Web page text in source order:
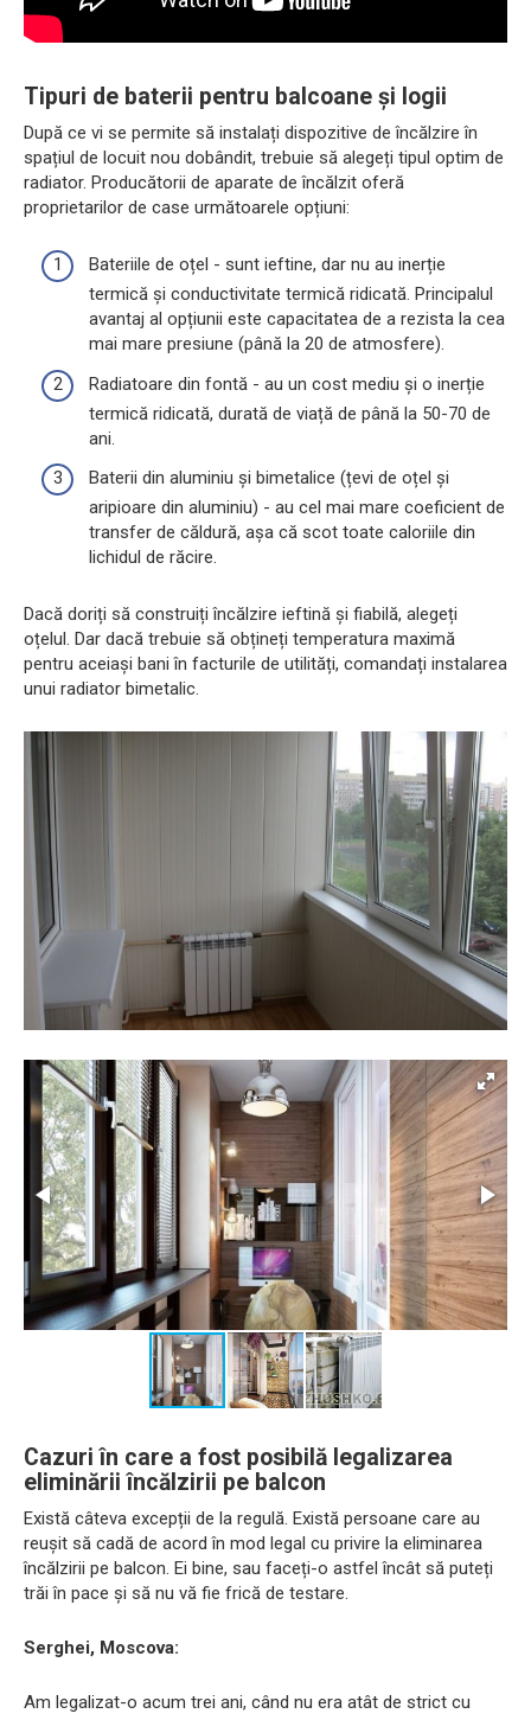
Tipuri de baterii pentru balcoane și logii
După ce vi se permite să instalați dispozitive de încălzire în
spațiul de locuit nou dobândit, trebuie să alegeți tipul optim de
radiator. Producătorii de aparate de încălzit oferă
proprietarilor de case următoarele opțiuni:
Bateriile de oțel - sunt ieftine, dar nu au inerție
termică și conductivitate termică ridicată. Principalul
avantaj al opțiunii este capacitatea de a rezista la cea
mai mare presiune (până la 20 de atmosfere).
Radiatoare din fontă - au un cost mediu și o inerție
termică ridicată, durată de viață de până la 50-70 de
ani.
Baterii din aluminiu și bimetalice (țevi de oțel și
aripioare din aluminiu) - au cel mai mare coeficient de
transfer de căldură, așa că scot toate caloriile din
lichidul de răcire.
Dacă doriți să construiți încălzire ieftină și fiabilă, alegeți
oțelul. Dar dacă trebuie să obțineți temperatura maximă
pentru aceiași bani în facturile de utilități, comandați instalarea
unui radiator bimetalic.
Cazuri în care a fost posibilă legalizarea
eliminării încălzirii pe balcon
Există câteva excepții de la regulă. Există persoane care au
reușit să cadă de acord în mod legal cu privire la eliminarea
încălzirii pe balcon. Ei bine, sau faceți-o astfel încât să puteți
trăi în pace și să nu vă fie frică de testare.
Serghei, Moscova:
Am legalizat-o acum trei ani, când nu era atât de strict cu